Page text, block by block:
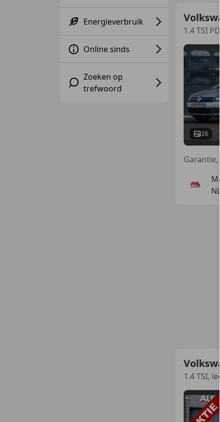
Energieverbruik
Online sinds
Zoeken op
trefwoord
1.4 TSI
26
1.4 TSI,